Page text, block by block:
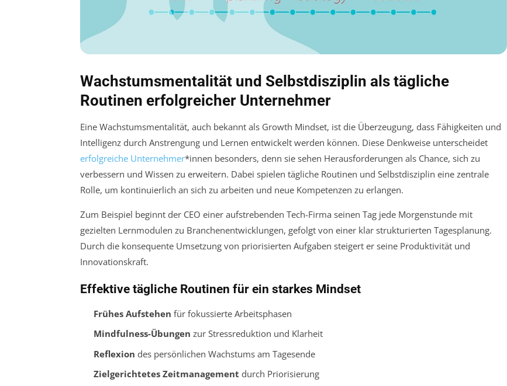
Wachstumsmentalität und Selbstdisziplin als tägliche
Routinen erfolgreicher Unternehmer
Eine Wachstumsmentalität, auch bekannt als Growth Mindset, ist die Überzeugung, dass Fähigkeiten und
Intelligenz durch Anstrengung und Lernen entwickelt werden können. Diese Denkweise unterscheidet
erfolgreiche Unternehmer*innen besonders, denn sie sehen Herausforderungen als Chance, sich zu
verbessern und Wissen zu erweitern. Dabei spielen tägliche Routinen und Selbstdisziplin eine zentrale
Rolle, um kontinuierlich an sich zu arbeiten und neue Kompetenzen zu erlangen.
Zum Beispiel beginnt der CEO einer aufstrebenden Tech-Firma seinen Tag jede Morgenstunde mit
gezielten Lernmodulen zu Branchenentwicklungen, gefolgt von einer klar strukturierten Tagesplanung.
Durch die konsequente Umsetzung von priorisierten Aufgaben steigert er seine Produktivität und
Innovationskraft.
Effektive tägliche Routinen für ein starkes Mindset
Frühes Aufstehen für fokussierte Arbeitsphasen
Mindfulness-Übungen zur Stressreduktion und Klarheit
Reflexion des persönlichen Wachstums am Tagesende
Zielgerichtetes Zeitmanagement durch Priorisierung